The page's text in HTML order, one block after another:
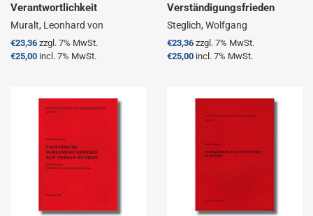
Verantwortlichkeit
Muralt, Leonhard von
Normaler
Preis
€23,36 zzgl. 7% MwSt.
€25,00 incl. 7% MwSt.
Verständigungsfrieden
Steglich, Wolfgang
Normaler
Preis
€23,36 zzgl. 7% MwSt.
€25,00 incl. 7% MwSt.